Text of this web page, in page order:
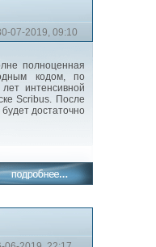
07-2019, 09:10
полноценная
кодом, по
интенсивной
Scribus. После
достаточно